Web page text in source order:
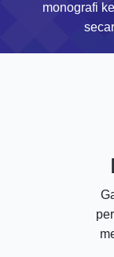
monografi